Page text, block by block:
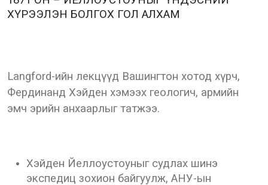
ХҮРЭЭЛЭН БОЛГОХ ГОЛ АЛХАМ
Langford-ийн лекцүүд Вашингтон хотод хүрч,
Фердинанд Хэйден хэмээх геологич, армийн
эмч эрийн анхаарлыг татжээ.
Хэйден Йеллоустоуныг судлах шинэ
экспедиц зохион байгуулж, АНУ-ын